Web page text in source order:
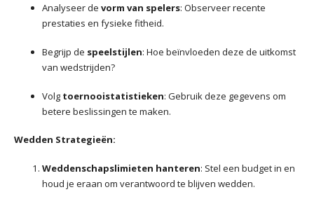
Analyseer de vorm van spelers: Observeer recente
prestaties en fysieke fitheid.
Begrijp de speelstijlen: Hoe beïnvloeden deze de uitkomst
van wedstrijden?
Volg toernooistatistieken: Gebruik deze gegevens om
betere beslissingen te maken.
Wedden Strategieën:
Weddenschapslimieten hanteren: Stel een budget in en
houd je eraan om verantwoord te blijven wedden.